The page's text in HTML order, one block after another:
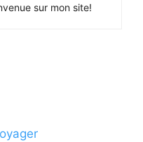
sur mon site!